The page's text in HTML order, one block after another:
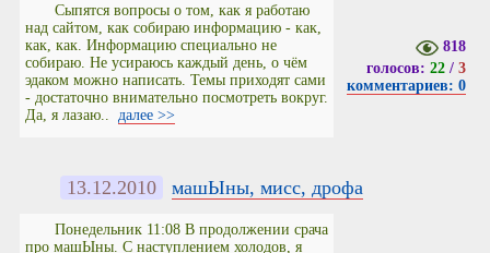
Сыпятся вопросы о том, как я работаю
над сайтом, как собираю информацию - как,
как, как. Информацию специально не
собираю. Не усираюсь каждый день, о чём
эдаком можно написать. Темы приходят сами
- достаточно внимательно посмотреть вокруг.
Да, я лазаю.. далее >>
818
голосов: 22/ 3
комментариев: 0
13.12.2010 машЫны, мисс, дрофа
Понедельник 11:08 В продолжении срача
про машЫны. С наступлением холодов, я